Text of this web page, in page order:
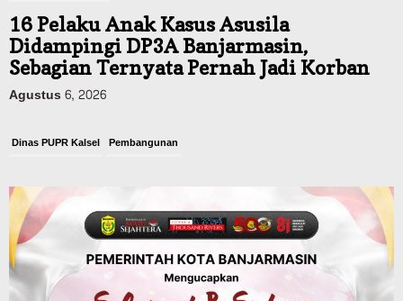
16 Pelaku Anak Kasus Asusila
Didampingi DP3A Banjarmasin,
Sebagian Ternyata Pernah Jadi Korban
Agustus 6, 2026
Dinas PUPR Kalsel Pembangunan
Pemerintah Janji Tingkatkan Fasilitas
Keselamatan Jalan Alternatif
Banjarbaru–Batulicin
Agustus 6, 2026